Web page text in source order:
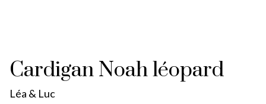
Cardigan Noah léopard
Léa & Luc